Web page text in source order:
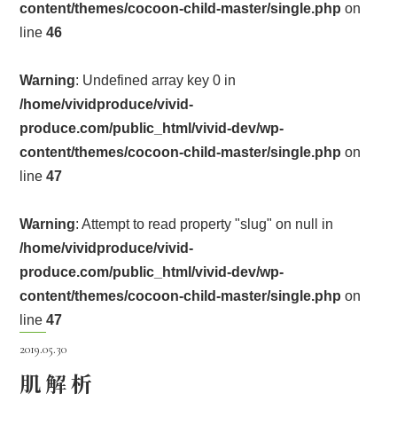
content/themes/cocoon-child-master/single.php on
line46
Warning: Undefined array key 0 in
/home/vividproduce/vivid-
produce.com/public_html/vivid-dev/wp-
content/themes/cocoon-child-master/single.php on
line47
Warning: Attempt to read property "slug" on null in
/home/vividproduce/vivid-
produce.com/public_html/vivid-dev/wp-
content/themes/cocoon-child-master/single.php on
line47
2019.05.30
肌解析